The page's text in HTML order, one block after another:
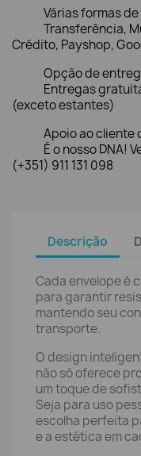
Várias formas
Transferência,
Crédito, Payshop,
Opção de
Entregas
(exceto estantes)
Apoio ao cliente
É o nosso DNA!
(+351) 911 131 098
Descrição
Cada envelope é
para garantir
mantendo seu
transporte.
O design
não só oferece
um toque de
Seja para uso
escolha perfeita
e a estética em